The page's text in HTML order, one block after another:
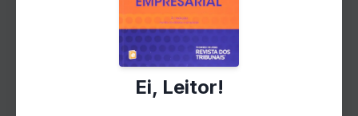
equipamentos utilizados. A autora também
discute questões relacionadas à transferência
e cessão do estabelecimento, bem como os
direitos e deveres do empresário em relação a
Ei, Leitor!